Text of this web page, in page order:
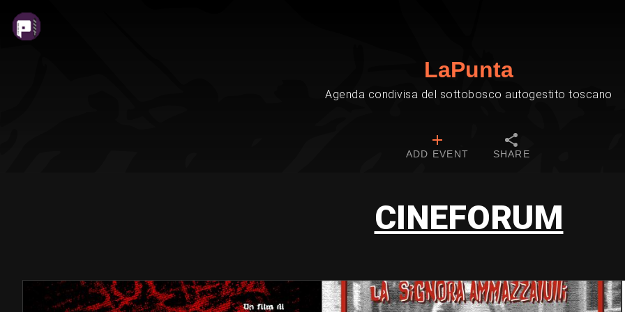
LaPunta
Agenda condivisa del sottobosco autogestito toscano
ADD EVENT SHARE
CINEFORUM